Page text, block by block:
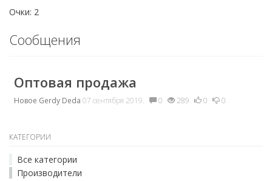
Очки: 2
Сообщения
Оптовая продажа
Новое Gerdy Deda 07 сентября 2019. 0 289 0 0
КАТЕГОРИИ
Все категории
Производители